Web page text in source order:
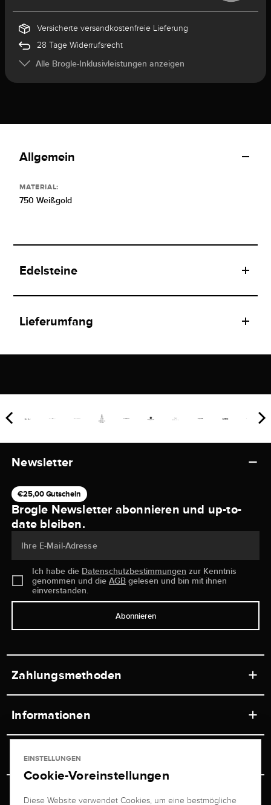
Versicherte versandkostenfreie Lieferung
28 Tage Widerrufsrecht
Alle Brogle-Inklusivleistungen anzeigen
Allgemein
MATERIAL:
750 Weißgold
Edelsteine
Lieferumfang
Newsletter
€25,00 Gutschein
Brogle Newsletter abonnieren und up-to-
date bleiben.
Ihre E-Mail-Adresse
Ich habe die Datenschutzbestimmungen zur Kenntnis
genommen und dieAGB gelesen und bin mit ihnen
einverstanden.
Abonnieren
Zahlungsmethoden
Informationen
Ladengeschäft
Versand & Zahlung
Service
Juwelier Brogle
EINSTELLUNGEN
Cookie-Voreinstellungen
Diese Website verwendet Cookies, um eine bestmögliche